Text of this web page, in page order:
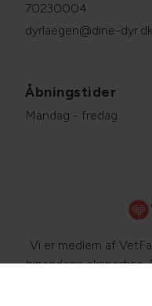
70230004
dyrlaegen@dine-dyr.dk
Åbningstider
Mandag - fredag
Vi er medlem af
hinandens ekspertise.